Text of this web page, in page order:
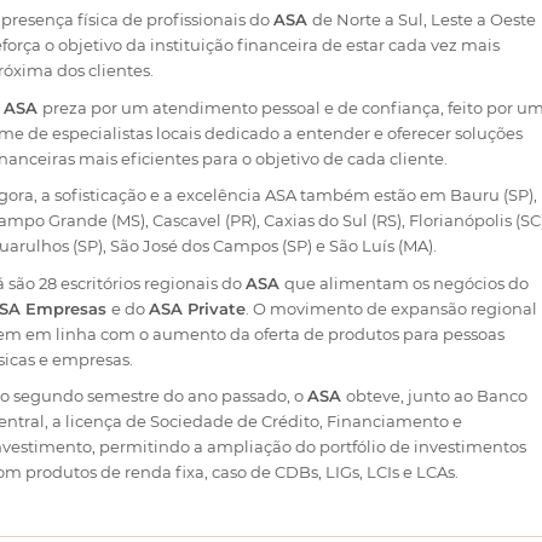
presença física de profissionais doASA de Norte a Sul, Leste a Oeste
o objetivo da instituição financeira de estar cada vez mais
dos clientes.
ASA preza por um atendimento pessoal e de confiança, feito por
de especialistas locais dedicado a entender e oferecer soluções
mais eficientes para o objetivo de cada cliente.
a sofisticação e a excelência ASA também estão em Bauru (SP),
Grande (MS), Cascavel (PR), Caxias do Sul (RS), Florianópolis
(SP), São José dos Campos (SP) e São Luís (MA).
são 28 escritórios regionais doASA que alimentam os negócios do
Empresas e doASA Private. O movimento de expansão regional
em linha com o aumento da oferta de produtos para pessoas
e empresas.
segundo semestre do ano passado, oASA obteve, junto ao Banco
a licença de Sociedade de Crédito, Financiamento e
permitindo a ampliação do portfólio de investimentos
produtos de renda fixa, caso de CDBs, LIGs, LCIs e LCAs.